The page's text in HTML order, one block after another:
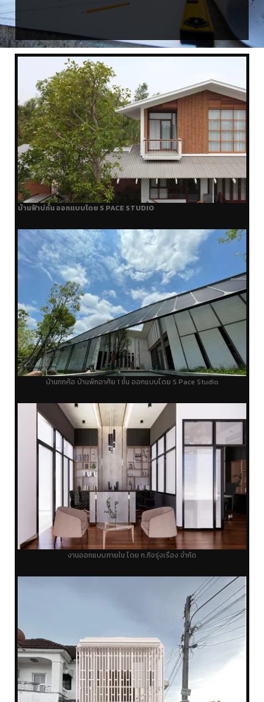
บ้านฟ้าบ่กั้น ออกแบบโดย S PACE STUDIO
บ้านกกค้อ บ้านพักอาศัย 1 ชั้้น ออกแบบโดย S Pace Studio
งานออกแบบภายใน โดย ก.กิจรุ่งเรือง จำกัด